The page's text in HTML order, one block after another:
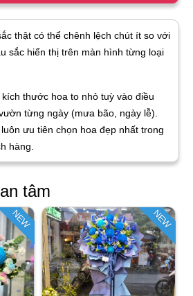
thật có thể chênh lệch chút ít so với
sắc hiển thị trên màn hình từng loại
thước hoa to nhỏ tuỳ vào điều
từng ngày (mưa bão, ngày lễ).
ưu tiên chọn hoa đẹp nhất trong
hàng.
tâm
NEW NEW